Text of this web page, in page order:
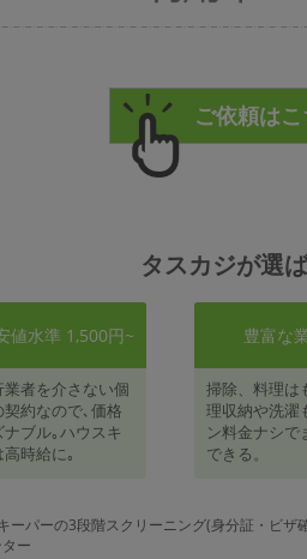
タスカジが選
値水準 1,500円~
業者を介さない個
契約なので､価格
ナブル｡ハウスキ
時給に｡
豊富な
掃除、料理は
理収納や洗濯
ン料金ナシで
できる。
ーパーの3段階スクリーニング(身分証・ビ
ー